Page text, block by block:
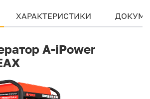
ХАРАКТЕРИСТИКИ
A-iPower